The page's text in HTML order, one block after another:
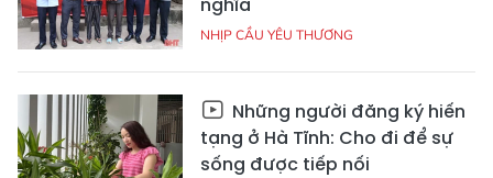
NHỊP CẦU YÊU THƯƠNG
Những người đăng ký hiến
tạng ở Hà Tĩnh: Cho đi để sự
sống được tiếp nối